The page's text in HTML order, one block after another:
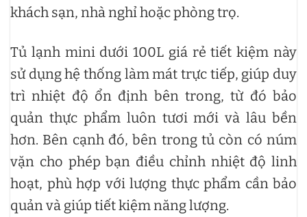
khách sạn, nhà nghỉ hoặc phòng trọ.
Tủ lạnh mini dưới 100L giá rẻ tiết kiệm này
sử dụng hệ thống làm mát trực tiếp, giúp duy
trì nhiệt độ ổn định bên trong, từ đó bảo
quản thực phẩm luôn tươi mới và lâu bền
hơn. Bên cạnh đó, bên trong tủ còn có núm
vặn cho phép bạn điều chỉnh nhiệt độ linh
hoạt, phù hợp với lượng thực phẩm cần bảo
quản và giúp tiết kiệm năng lượng.